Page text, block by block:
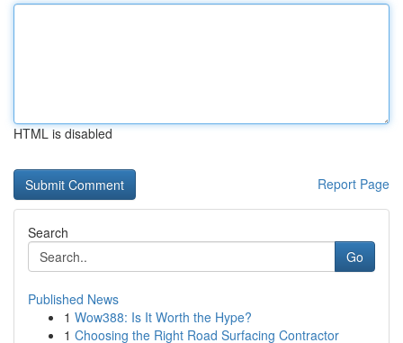
HTML is disabled
Report Page
Search
Go
Published News
1 Wow388: Is It Worth the Hype?
1 Choosing the Right Road Surfacing Contractor